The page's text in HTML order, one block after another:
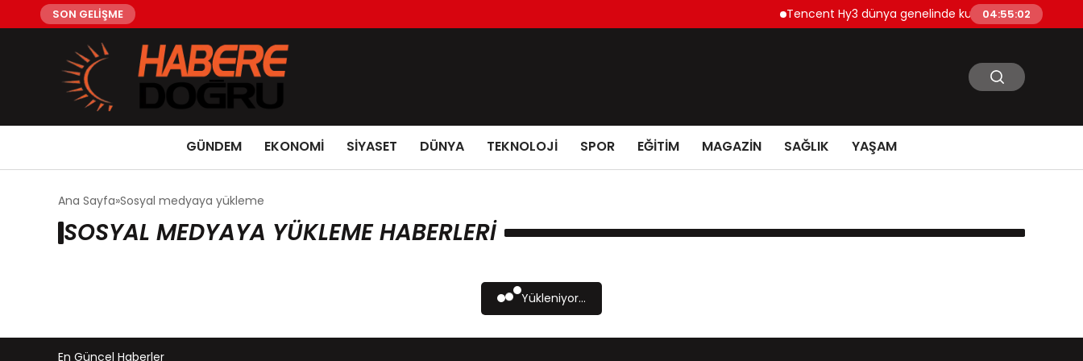
SON GELİŞME Tencent Hy3 dünya genelinde kullanıma sunuldu
04:55:02
GÜNDEM EKONOMİ SİYASET DÜNYA TEKNOLOJİ SPOR EĞİTİM MAGAZİN SAĞLIK YAŞAM
Ana Sayfa Sosyal medyaya yükleme
SOSYAL MEDYAYA YÜKLEME HABERLERI
Yükleniyor...
En Güncel Haberler